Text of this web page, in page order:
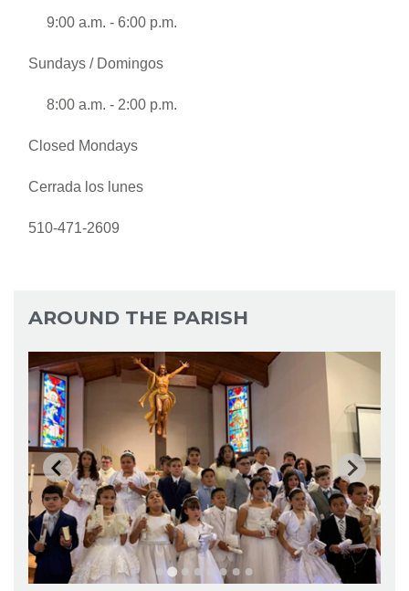
9:00 a.m. - 6:00 p.m.
Sundays / Domingos
8:00 a.m. - 2:00 p.m.
Closed Mondays
Cerrada los lunes
510-471-2609
AROUND THE PARISH